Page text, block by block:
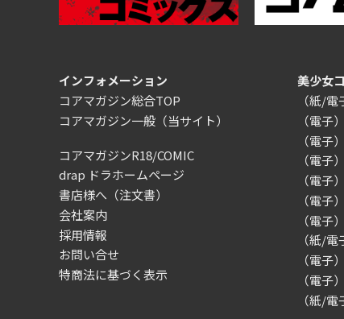
インフォメーション
コアマガジン総合TOP
コアマガジン一般（当サイト）
コアマガジンR18/COMIC
drap ドラホームページ
書店様へ（注文書）
会社案内
採用情報
お問い合せ
特商法に基づく表示
美少女
（紙/
（電子
（電子
（電子
（電子
（電子
（電子
（紙/
（電子
（電子
（紙/